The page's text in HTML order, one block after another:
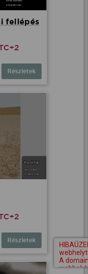
fellépés
Részletek
Részletek